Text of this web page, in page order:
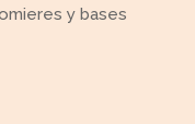
y bases